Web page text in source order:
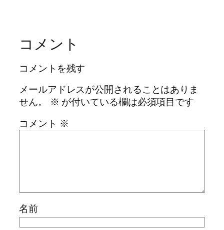
コメント
コメントを残す
メールアドレスが公開されることはありま
せん。
※ が付いている欄は必須項目です
コメント ※
名前